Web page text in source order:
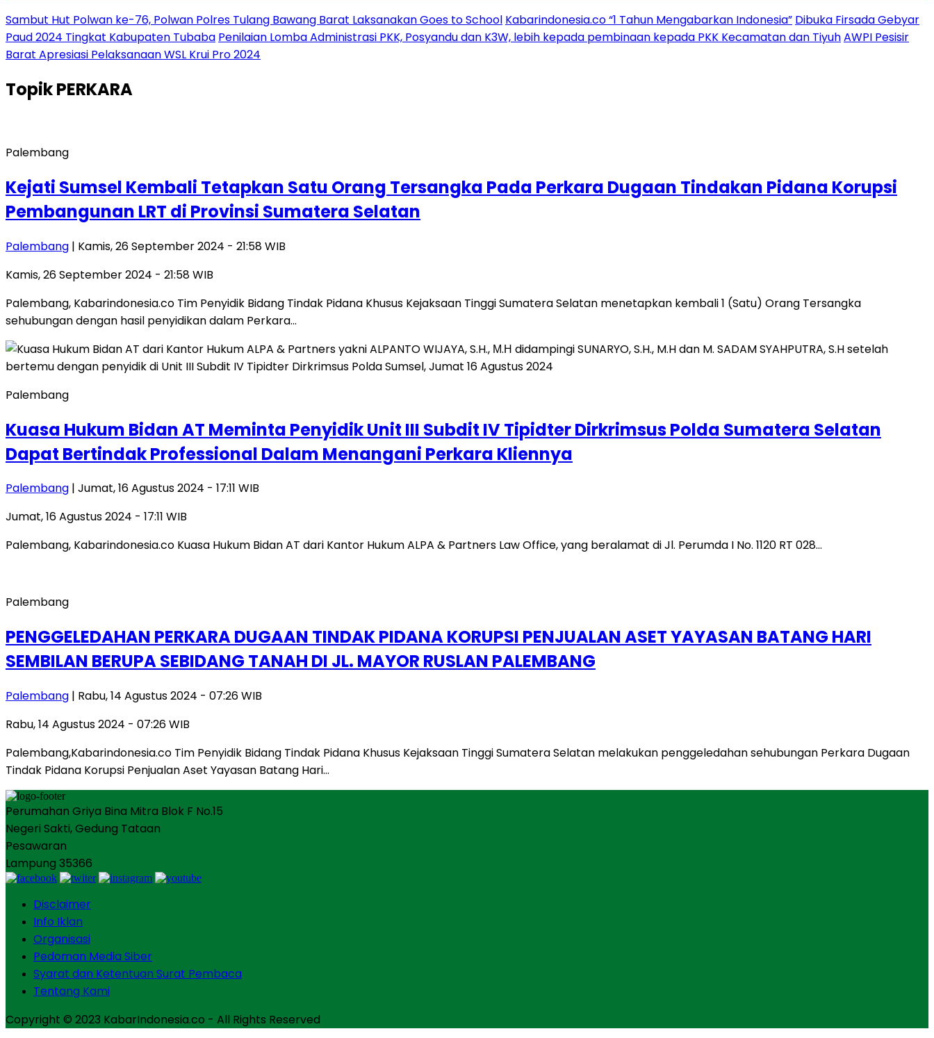
Sambut Hut Polwan ke-76, Polwan Polres Tulang Bawang Barat Laksanakan Goes to School Kabarindonesia.co “1 Tahun Mengabarkan Indonesia” Dibuka Firsada Gebyar
Paud 2024 Tingkat Kabupaten Tubaba Penilaian Lomba Administrasi PKK, Posyandu dan K3W, lebih kepada pembinaan kepada PKK Kecamatan dan TiyuhAWPI Pesisir
Barat Apresiasi Pelaksanaan WSL Krui Pro 2024
TopikPERKARA
Palembang
Kejati Sumsel Kembali Tetapkan Satu Orang Tersangka Pada Perkara Dugaan Tindakan Pidana Korupsi
Pembangunan LRT di Provinsi Sumatera Selatan
Palembang | Kamis, 26 September 2024 - 21:58 WIB
Kamis, 26 September 2024 - 21:58 WIB
Palembang, Kabarindonesia.co Tim Penyidik Bidang Tindak Pidana Khusus Kejaksaan Tinggi Sumatera Selatan menetapkan kembali 1 (Satu) Orang Tersangka
sehubungan dengan hasil penyidikan dalam Perkara…
Palembang
Kuasa Hukum Bidan AT Meminta Penyidik Unit III Subdit IV Tipidter Dirkrimsus Polda Sumatera Selatan
Dapat Bertindak Professional Dalam Menangani Perkara Kliennya
Palembang | Jumat, 16 Agustus 2024 - 17:11 WIB
Jumat, 16 Agustus 2024 - 17:11 WIB
Palembang, Kabarindonesia.co Kuasa Hukum Bidan AT dari Kantor Hukum ALPA & Partners Law Office, yang beralamat di Jl. Perumda I No. 1120 RT 028…
Palembang
PENGGELEDAHAN PERKARA DUGAAN TINDAK PIDANA KORUPSI PENJUALAN ASET YAYASAN BATANG HARI
SEMBILAN BERUPA SEBIDANG TANAH DI JL. MAYOR RUSLAN PALEMBANG
Palembang | Rabu, 14 Agustus 2024 - 07:26 WIB
Rabu, 14 Agustus 2024 - 07:26 WIB
Palembang,Kabarindonesia.co Tim Penyidik Bidang Tindak Pidana Khusus Kejaksaan Tinggi Sumatera Selatan melakukan penggeledahan sehubungan Perkara Dugaan
Tindak Pidana Korupsi Penjualan Aset Yayasan Batang Hari…
Perumahan Griya Bina Mitra Blok F No.15
Negeri Sakti, Gedung Tataan
Pesawaran
Lampung 35366
Disclaimer
Info Iklan
Organisasi
Pedoman Media Siber
Syarat dan Ketentuan Surat Pembaca
Tentang Kami
Copyright © 2023 KabarIndonesia.co - All Rights Reserved